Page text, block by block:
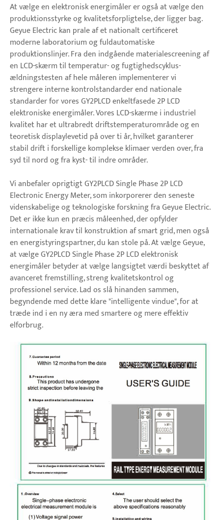
At vælge en elektronisk energimåler er også at vælge den
produktionsstyrke og kvalitetsforpligtelse, der ligger bag.
Geyue Electric kan prale af et nationalt certificeret
moderne laboratorium og fuldautomatiske
produktionslinjer. Fra den indgående materialescreening af
en LCD-skærm til temperatur- og fugtighedscyklus-
ældningstesten af ​​hele måleren implementerer vi
strengere interne kontrolstandarder end nationale
standarder for vores GY2PLCD enkeltfasede 2P LCD
elektroniske energimåler. Vores LCD-skærme i industriel
kvalitet har et ultrabredt driftstemperaturområde og en
teoretisk displaylevetid på over ti år, hvilket garanterer
stabil drift i forskellige komplekse klimaer verden over, fra
syd til nord og fra kyst- til indre områder.
Vi anbefaler oprigtigt GY2PLCD Single Phase 2P LCD
Electronic Energy Meter, som inkorporerer den seneste
videnskabelige og teknologiske forskning fra Geyue Electric.
Det er ikke kun en præcis måleenhed, der opfylder
internationale krav til konstruktion af smart grid, men også
en energistyringspartner, du kan stole på. At vælge Geyue,
at vælge GY2PLCD Single Phase 2P LCD elektronisk
energimåler betyder at vælge langsigtet værdi beskyttet af
avanceret fremstilling, streng kvalitetskontrol og
professionel service. Lad os slå hinanden sammen,
begyndende med dette klare "intelligente vindue", for at
træde ind i en ny æra med smartere og mere effektiv
elforbrug.